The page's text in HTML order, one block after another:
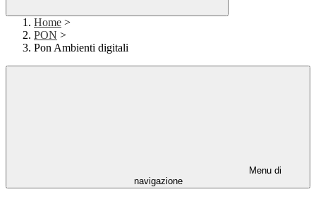
Home >
PON >
Pon Ambienti digitali
Menu di
navigazione